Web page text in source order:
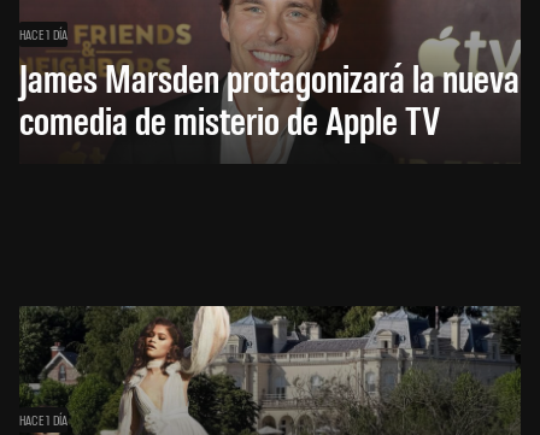
HACE 1 DÍA
James Marsden protagonizará la nueva
comedia de misterio de Apple TV
HACE 1 DÍA